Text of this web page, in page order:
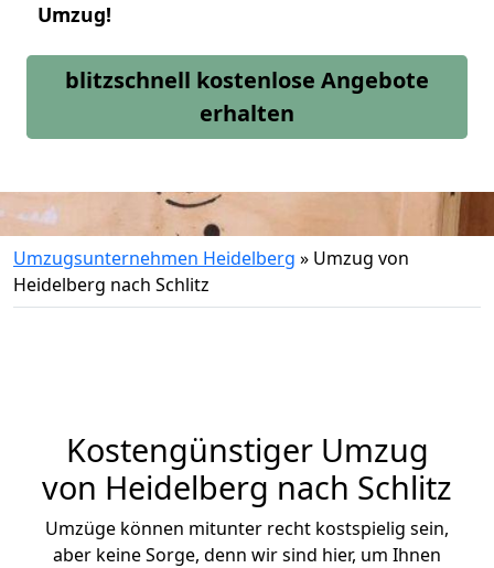
Umzug!
blitzschnell kostenlose Angebote
erhalten
Umzugsunternehmen Heidelberg » Umzug von
Heidelberg nach Schlitz
Kostengünstiger Umzug
von Heidelberg nach Schlitz
Umzüge können mitunter recht kostspielig sein,
aber keine Sorge, denn wir sind hier, um Ihnen